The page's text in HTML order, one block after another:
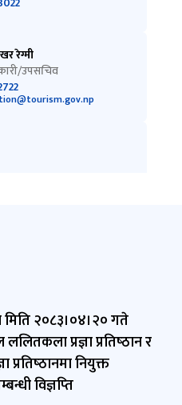
रेग्मी
उपसचिव
मिति २०८३।०४।२० गते
ललितकला प्रज्ञा प्रतिष्‍ठान र
प्रतिष्‍ठानमा नियुक्त
विज्ञप्‍ति